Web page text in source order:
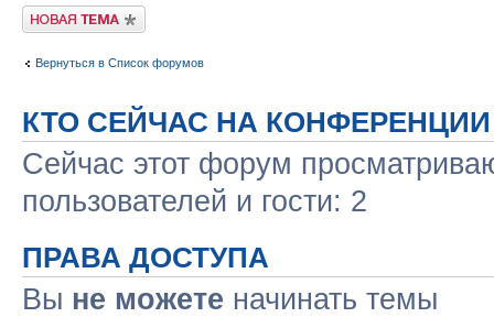
Новая тема
Вернуться в Список форумов
КТО СЕЙЧАС НА КОНФЕРЕНЦИИ
Сейчас этот форум
пользователей и гости: 2
ПРАВА ДОСТУПА
Вы не можете начинать темы